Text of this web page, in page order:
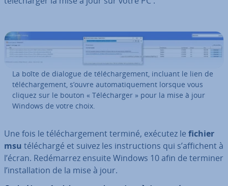
La boîte de dialogue de té­lé­char­ge­ment, incluant le lien de
té­lé­char­ge­ment, s’ouvre au­to­ma­ti­que­ment lorsque vous
cliquez sur le bouton « Té­lé­char­ger » pour la mise à jour
Windows de votre choix.
Une fois le té­lé­char­ge­ment terminé, exécutez le fichier
msu té­lé­chargé et suivez les ins­truc­tions qui s’affichent à
l’écran. Re­dé­mar­rez ensuite Windows 10 afin de terminer
l’ins­tal­la­tion de la mise à jour.